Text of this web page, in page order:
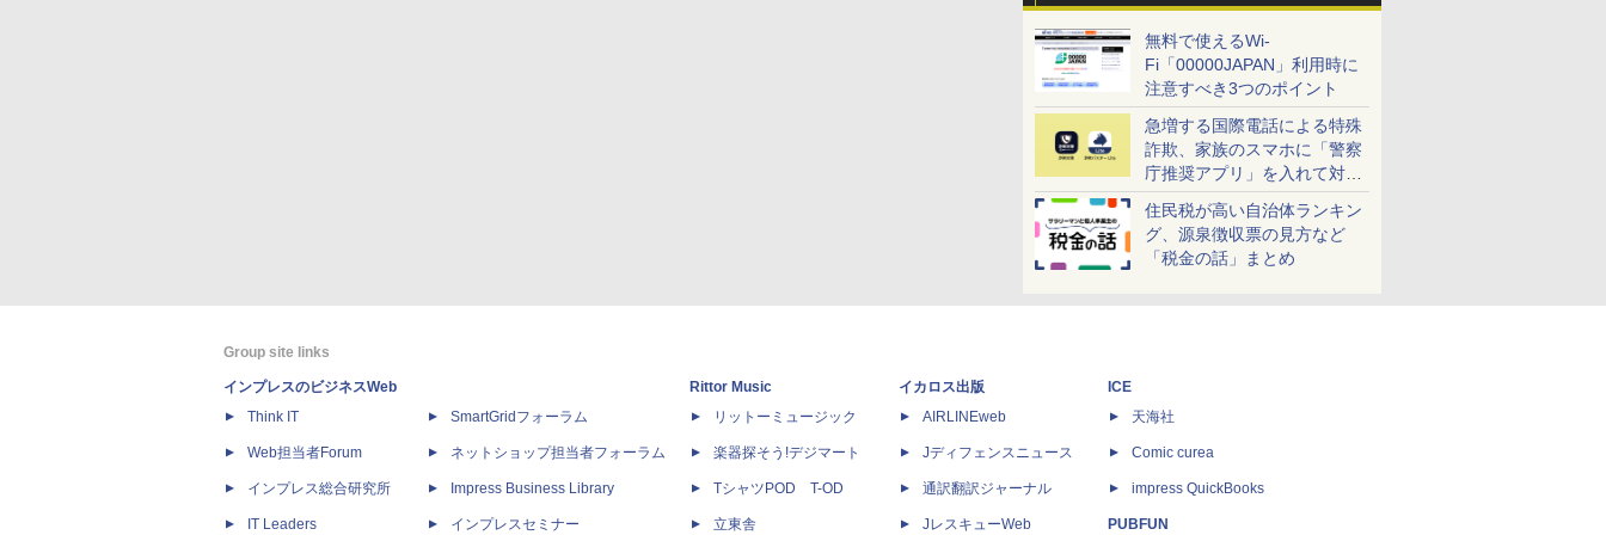
無料で使えるWi-
Fi「00000JAPAN」利用時に
注意すべき3つのポイント
急増する国際電話による特殊
詐欺、家族のスマホに「警察
庁推奨アプリ」を入れて対策
しよう！
住民税が高い自治体ランキン
グ、源泉徴収票の見方など
「税金の話」まとめ
Group site links
インプレスのビジネスWeb
Think IT
Web担当者Forum
インプレス総合研究所
IT Leaders
SmartGridフォーラム
ネットショップ担当者フォーラム
Impress Business Library
インプレスセミナー
Rittor Music
リットーミュージック
楽器探そう!デジマート
TシャツPOD T-OD
立東舎
イカロス出版
AIRLINEweb
Jディフェンスニュース
通訳翻訳ジャーナル
JレスキューWeb
ICE
天海社
Comic curea
impress QuickBooks
PUBFUN